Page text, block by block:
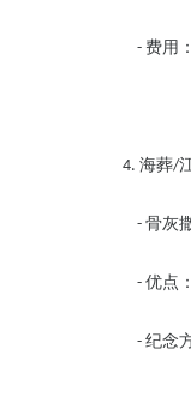
- 费用
4. 海葬/
- 骨灰
- 优点
- 纪念